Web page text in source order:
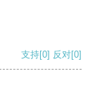
支持[0] 反对[0]